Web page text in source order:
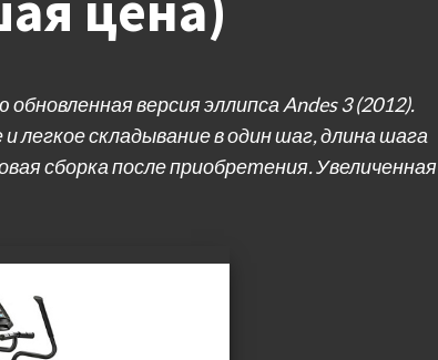
версия эллипса Andes 3 (2012).
складывание в один шаг, длина шага
сборка после приобретения. Увеличенная